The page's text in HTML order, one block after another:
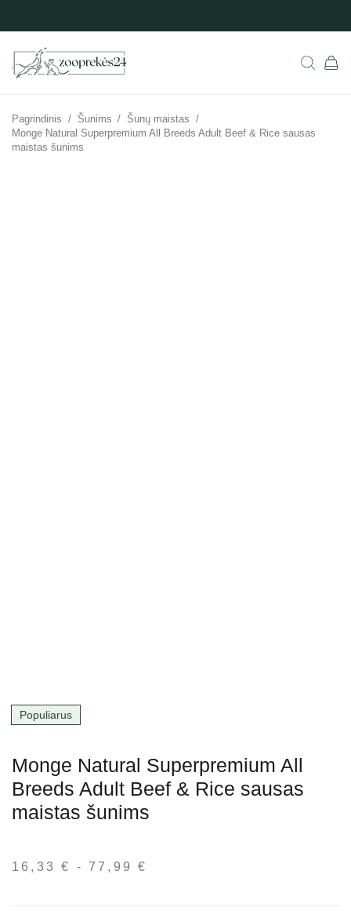
Pagrindinis / Šunims / Šunų maistas /
Monge Natural Superpremium All Breeds Adult Beef & Rice sausas
maistas šunims
Populiarus
Monge Natural Superpremium All
Breeds Adult Beef & Rice sausas
maistas šunims
16,33€ - 77,99€